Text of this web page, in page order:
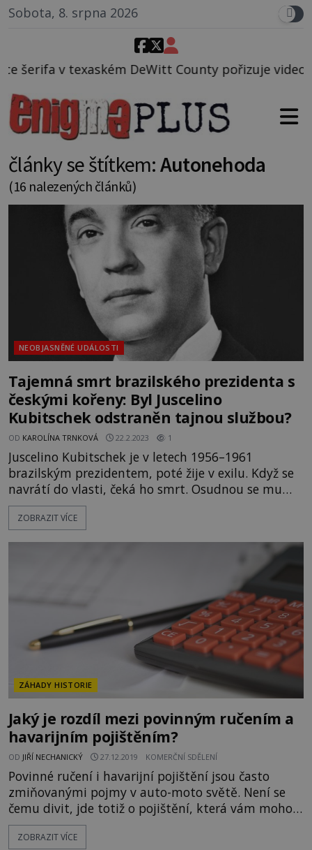
Sobota, 8. srpna 2026
County pořizuje video, na kterém před jeho
články se štítkem:Autonehoda
(16 nalezených článků)
NEOBJASNĚNÉ UDÁLOSTI
Tajemná smrt brazilského prezidenta s
českými kořeny: Byl Juscelino
Kubitschek odstraněn tajnou službou?
OD KAROLÍNA TRNKOVÁ 22.2.2023 1
Juscelino Kubitschek je v letech 1956–1961
brazilským prezidentem, poté žije v exilu. Když se
navrátí do vlasti, čeká ho smrt. Osudnou se mu
stane dopravní nehoda. Podle oficiální verze šlo o
náhodu. Objevují se však spekulace, že byl
ZOBRAZIT VÍCE
ZÁHADY HISTORIE
Jaký je rozdíl mezi povinným ručením a
havarijním pojištěním?
OD JIŘÍ NECHANICKÝ 27.12.2019 KOMERČNÍ SDĚLENÍ
Povinné ručení i havarijní pojištění jsou často
zmiňovanými pojmy v auto-moto světě. Není se
čemu divit, jde totiž o pojištění, která vám mohou
zachránit spoustu peněz. Rozhodně by se však
nevyplatilo tato dvě pojištění zaměnit. Každé totiž
ZOBRAZIT VÍCE